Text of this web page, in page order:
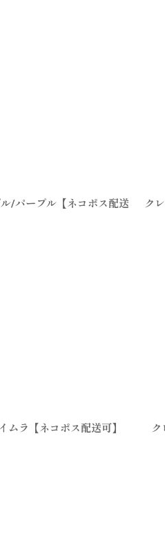
/パープル【ネコポス配送
ク
ラ【ネコポス配送可】 ク